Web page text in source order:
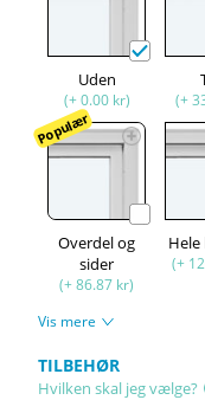
Uden
(+ 0.00 kr) (+
Populær
Overdel og
sider
(+ 86.87 kr)
(+
Vis mere
TILBEHØR
Hvilken skal jeg vælge?